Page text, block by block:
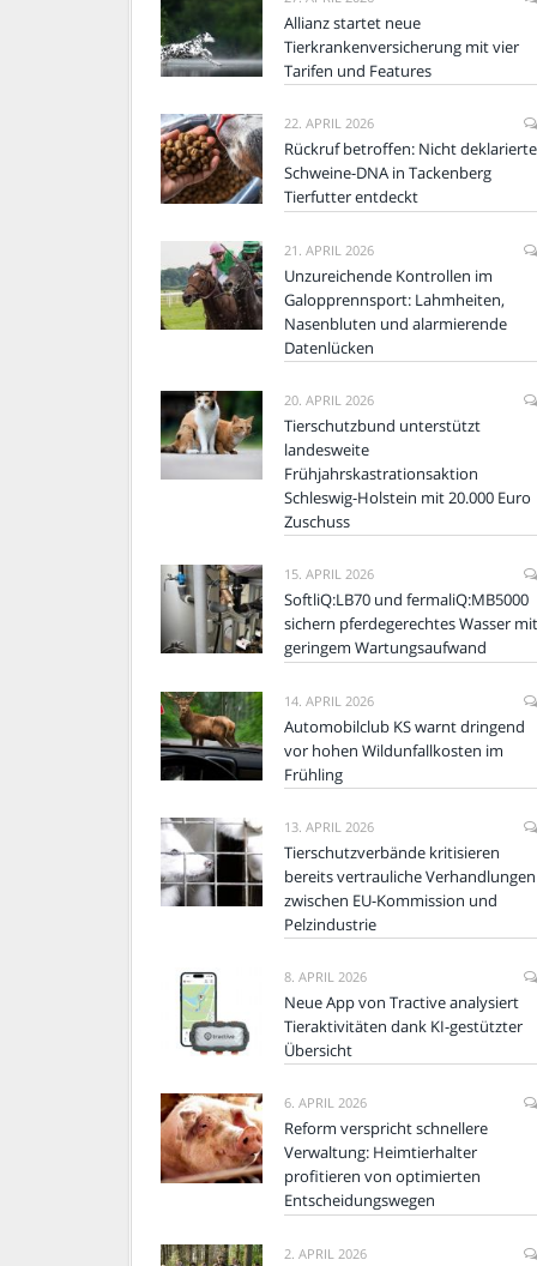
Allianz startet neue
Tierkrankenversicherung mit vier
Tarifen und Features
22. APRIL 2026
Rückruf betroffen: Nicht deklarierte
Schweine-DNA in Tackenberg
Tierfutter entdeckt
21. APRIL 2026
Unzureichende Kontrollen im
Galopprennsport: Lahmheiten,
Nasenbluten und alarmierende
Datenlücken
20. APRIL 2026
Tierschutzbund unterstützt
landesweite
Frühjahrskastrationsaktion
Schleswig-Holstein mit 20.000 Euro
Zuschuss
15. APRIL 2026
SoftliQ:LB70 und fermaliQ:MB5000
sichern pferdegerechtes Wasser mit
geringem Wartungsaufwand
14. APRIL 2026
Automobilclub KS warnt dringend
vor hohen Wildunfallkosten im
Frühling
13. APRIL 2026
Tierschutzverbände kritisieren
bereits vertrauliche Verhandlungen
zwischen EU-Kommission und
Pelzindustrie
8. APRIL 2026
Neue App von Tractive analysiert
Tieraktivitäten dank KI-gestützter
Übersicht
6. APRIL 2026
Reform verspricht schnellere
Verwaltung: Heimtierhalter
profitieren von optimierten
Entscheidungswegen
2. APRIL 2026